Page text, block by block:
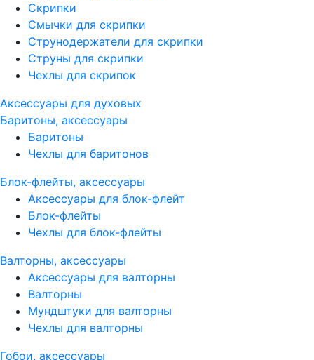
Скрипки
Смычки для скрипки
Струнодержатели для скрипки
Струны для скрипки
Чехлы для скрипок
Аксессуары для духовых
Баритоны, аксессуары
Баритоны
Чехлы для баритонов
Блок-флейты, аксессуары
Аксессуары для блок-флейт
Блок-флейты
Чехлы для блок-флейты
Валторны, аксессуары
Аксессуары для валторны
Валторны
Мундштуки для валторны
Чехлы для валторны
Гобои, аксессуары